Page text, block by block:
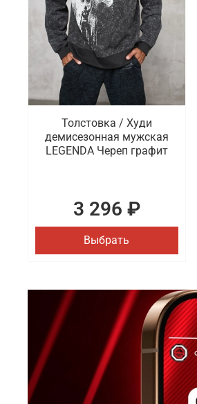
Толстовка / Худи
демисезонная мужская
LEGENDA Череп графит
3 296 ₽
Выбрать